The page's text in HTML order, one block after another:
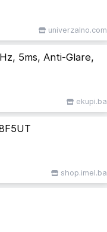
univerzalno.com
5ms, Anti-Glare,
ekupi.ba
shop.imel.ba